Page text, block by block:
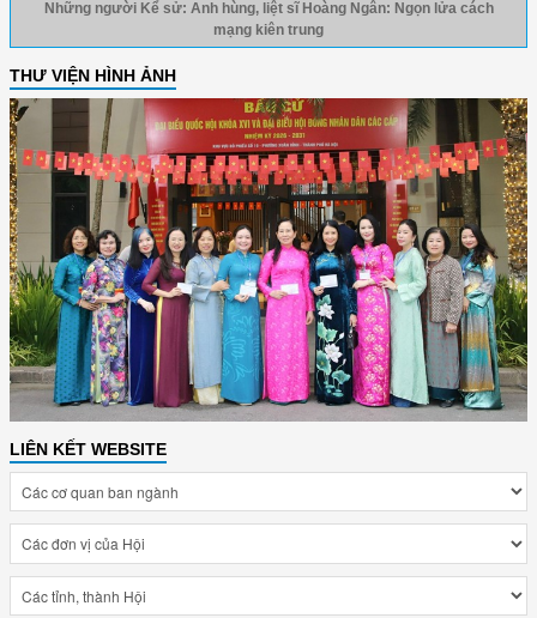
Những người Kể sử: Anh hùng, liệt sĩ Hoàng Ngân: Ngọn lửa cách
mạng kiên trung
THƯ VIỆN HÌNH ẢNH
LIÊN KẾT WEBSITE